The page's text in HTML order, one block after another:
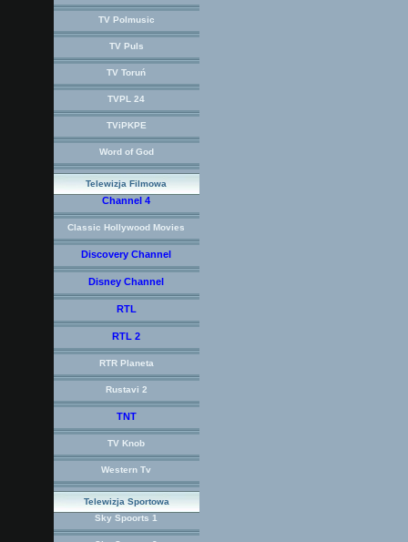
TV Polmusic
TV Puls
TV Toruń
TVPL 24
TViPKPE
Word of God
Telewizja Filmowa
Channel 4
Classic Hollywood Movies
Discovery Channel
Disney Channel
RTL
RTL 2
RTR Planeta
Rustavi 2
TNT
TV Knob
Western Tv
Telewizja Sportowa
Sky Spoorts 1